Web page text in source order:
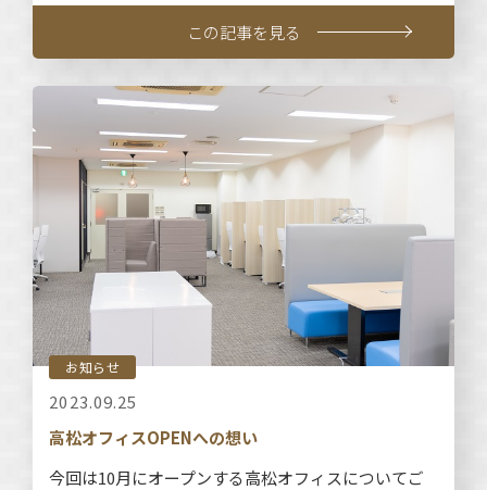
この記事を見る
お知らせ
2023.09.25
高松オフィスOPENへの想い
今回は10月にオープンする高松オフィスについてご